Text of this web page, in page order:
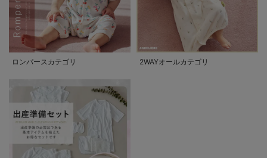
ロンパースカテゴリ 2WAYオールカテゴリ